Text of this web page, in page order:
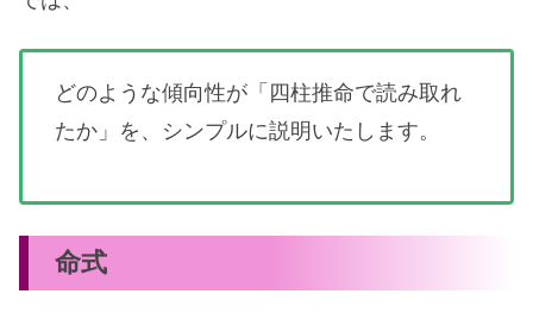
どのような傾向性が「四柱推命で読み取れ
たか」を、シンプルに説明いたします。
命式